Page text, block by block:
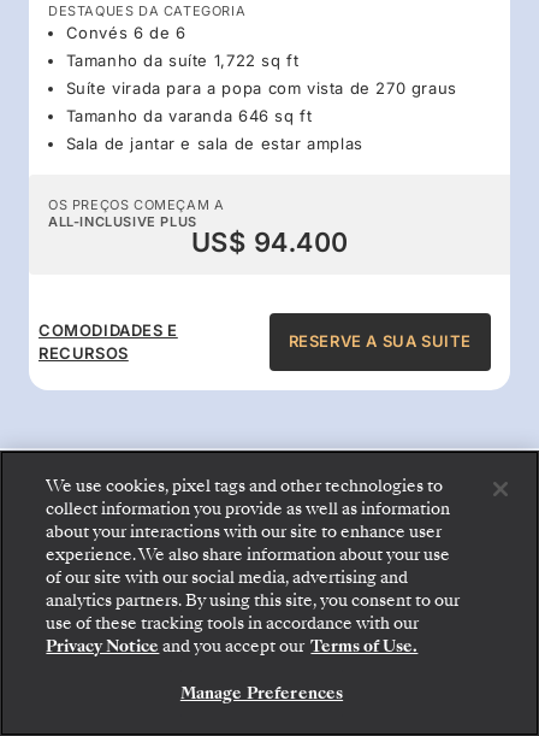
DESTAQUES DA CATEGORIA
Convés 6 de 6
Tamanho da suíte 1,722 sq ft
Suíte virada para a popa com vista de 270 graus
Tamanho da varanda 646 sq ft
Sala de jantar e sala de estar amplas
OS PREÇOS COMEÇAM A
ALL-INCLUSIVE PLUS
US$ 94.400
COMODIDADES E
RECURSOS
RESERVE A SUA SUITE
Benefícios a bordo com tudo
incluído
Desfrute de refeições gourmet 24 horas,
serviço de mordomo, entretenimento
excecional e bebidas da melhor qualidade: a
Embarque: escolha sua suíte e confira as tarifas e
os serviços inclusos antes de confirmar com
segurança sua viagem com a Silversea.
RESERVE A SUA SUITE
We use cookies, pixel tags and other technologies to
collect information you provide as well as information
about your interactions with our site to enhance user
experience. We also share information about your use
of our site with our social media, advertising and
analytics partners. By using this site, you consent to our
use of these tracking tools in accordance with our
Privacy Notice and you accept our Terms of Use.
Manage Preferences